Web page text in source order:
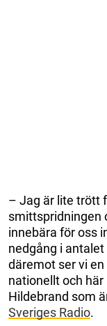
– Jag är lite trött
smittspridningen
innebära för oss
nedgång i
däremot ser vi
nationellt och här
Hildebrand som
Sveriges Radio.